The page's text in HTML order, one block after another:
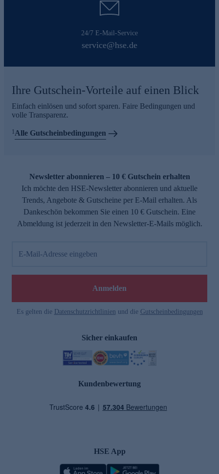
24/7 E-Mail-Service
service@hse.de
Ihre Gutschein-Vorteile auf einen Blick
Einfach einlösen und sofort sparen. Faire Bedingungen und
volle Transparenz.
1 Alle Gutscheinbedingungen
Newsletter abonnieren – 10 € Gutschein erhalten
Ich möchte den HSE-Newsletter abonnieren und aktuelle
Trends, Angebote & Gutscheine per E-Mail erhalten. Als
Dankeschön bekommen Sie einen 10 € Gutschein. Eine
Abmeldung ist jederzeit in den Newsletter-E-Mails möglich.
E-Mail-Adresse eingeben
Anmelden
Es gelten die Datenschutzrichtlinien und die Gutscheinbedingungen
Sicher einkaufen
Kundenbewertung
HSE App